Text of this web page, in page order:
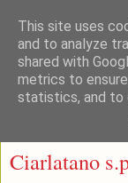
Ciarlatano
This site uses
and to analyze
shared with
metrics to
statistics, and to